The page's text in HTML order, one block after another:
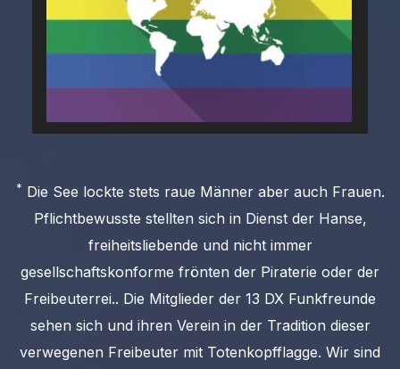
* Die See lockte stets raue Männer aber auch Frauen.
Pflichtbewusste stellten sich in Dienst der Hanse,
freiheitsliebende und nicht immer
gesellschaftskonforme frönten der Piraterie oder der
Freibeuterrei.. Die Mitglieder der 13 DX Funkfreunde
sehen sich und ihren Verein in der Tradition dieser
verwegenen Freibeuter mit Totenkopfflagge. Wir sind